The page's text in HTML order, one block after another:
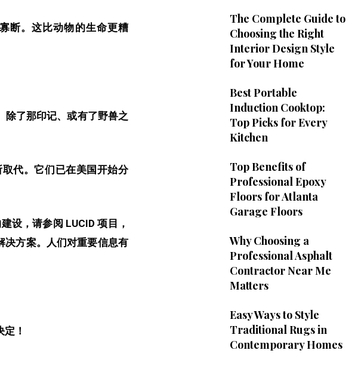
断。这比动物的生命更糟
除了那印记、或有了野兽之
代。它们已在美国开始分
设，请参阅 LUCID 项目，
决方案。人们对重要信息有
！
The Complete Guide to
Choosing the Right
Interior Design Style
for Your Home
Best Portable
Induction Cooktop:
Top Picks for Every
Kitchen
Top Benefits of
Professional Epoxy
Floors for Atlanta
Garage Floors
Why Choosing a
Professional Asphalt
Contractor Near Me
Matters
Easy Ways to Style
Traditional Rugs in
Contemporary Homes